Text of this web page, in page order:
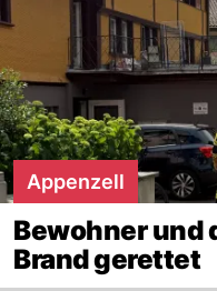
Appenzell
Bewohner und
Brand gerettet